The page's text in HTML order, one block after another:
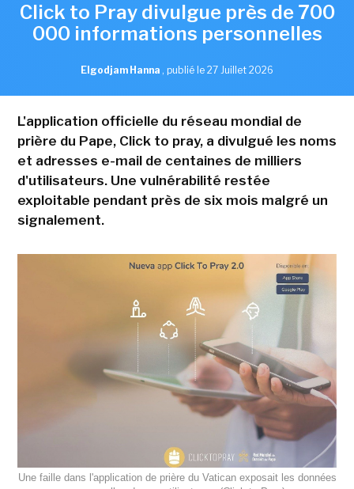
Click to Pray divulgue près de 700
000 informations personnelles
Elgodjam Hanna , publié le 27 Juillet 2026
L'application officielle du réseau mondial de
prière du Pape, Click to pray, a divulgué les noms
et adresses e-mail de centaines de milliers
d'utilisateurs. Une vulnérabilité restée
exploitable pendant près de six mois malgré un
signalement.
Une faille dans l'application de prière du Vatican exposait les données